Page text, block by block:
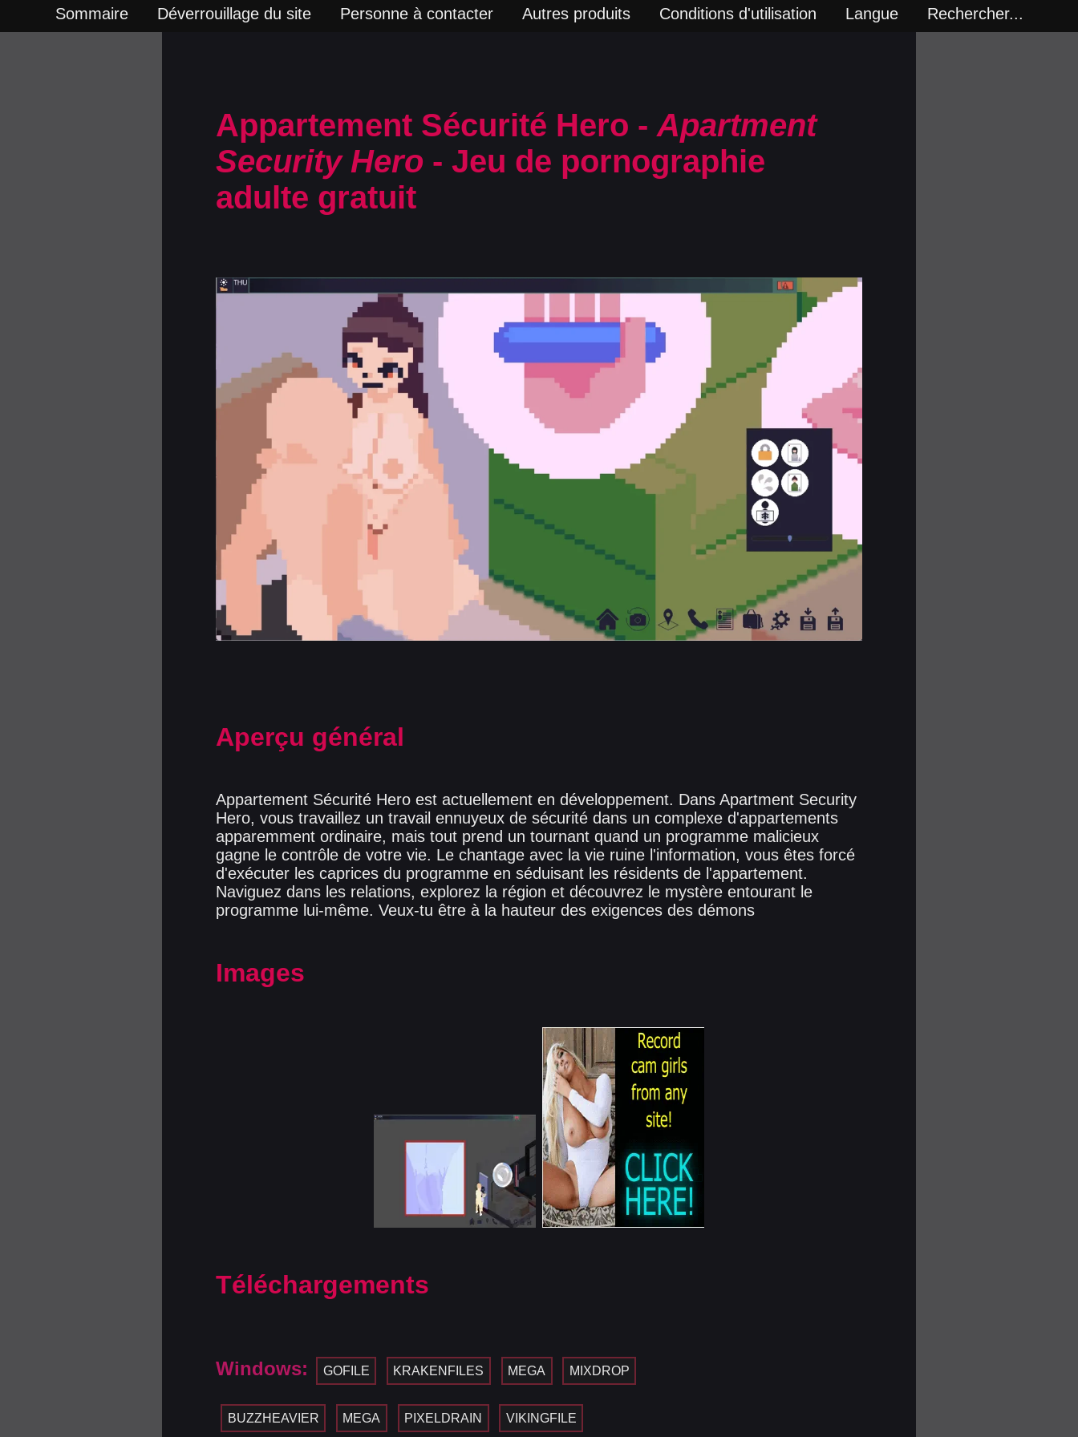
Sommaire Déverrouillage du site Personne à contacter Autres produits Conditions d'utilisation Langue Rechercher...
Appartement Sécurité Hero - Apartment
Security Hero - Jeu de pornographie
adulte gratuit
Aperçu général
Appartement Sécurité Hero est actuellement en développement. Dans Apartment Security
Hero, vous travaillez un travail ennuyeux de sécurité dans un complexe d'appartements
apparemment ordinaire, mais tout prend un tournant quand un programme malicieux
gagne le contrôle de votre vie. Le chantage avec la vie ruine l'information, vous êtes forcé
d'exécuter les caprices du programme en séduisant les résidents de l'appartement.
Naviguez dans les relations, explorez la région et découvrez le mystère entourant le
programme lui-même. Veux-tu être à la hauteur des exigences des démons
Images
Téléchargements
Windows: GOFILE KRAKENFILES MEGA MIXDROP
BUZZHEAVIER MEGA PIXELDRAIN VIKINGFILE